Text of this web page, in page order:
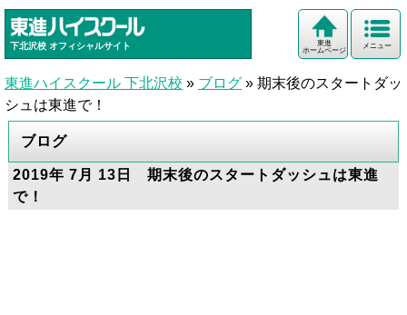
下北沢校 オフィシャルサイト メニュー
東進
ホームページ
東進ハイスクール 下北沢校 » ブログ » 期末後のスタートダッ
シュは東進で！
ブログ
2019年 7月 13日 期末後のスタートダッシュは東進
で！